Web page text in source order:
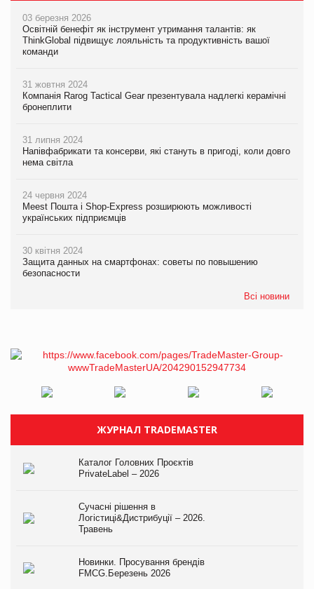
03 березня 2026
Освітній бенефіт як інструмент утримання талантів: як
ThinkGlobal підвищує лояльність та продуктивність вашої
команди
31 жовтня 2024
Компанія Rarog Tactical Gear презентувала надлегкі керамічні
бронеплити
31 липня 2024
Напівфабрикати та консерви, які стануть в пригоді, коли довго
нема світла
24 червня 2024
Meest Пошта і Shop-Express розширюють можливості
українських підприємців
30 квітня 2024
Защита данных на смартфонах: советы по повышению
безопасности
Всі новини
ЖУРНАЛ TRADEMASTER
Каталог Головних Проєктів
PrivateLabel – 2026
Сучасні рішення в
Логістиці&Дистрибуції – 2026.
Травень
Новинки. Просування брендів
FMCG.Березень 2026